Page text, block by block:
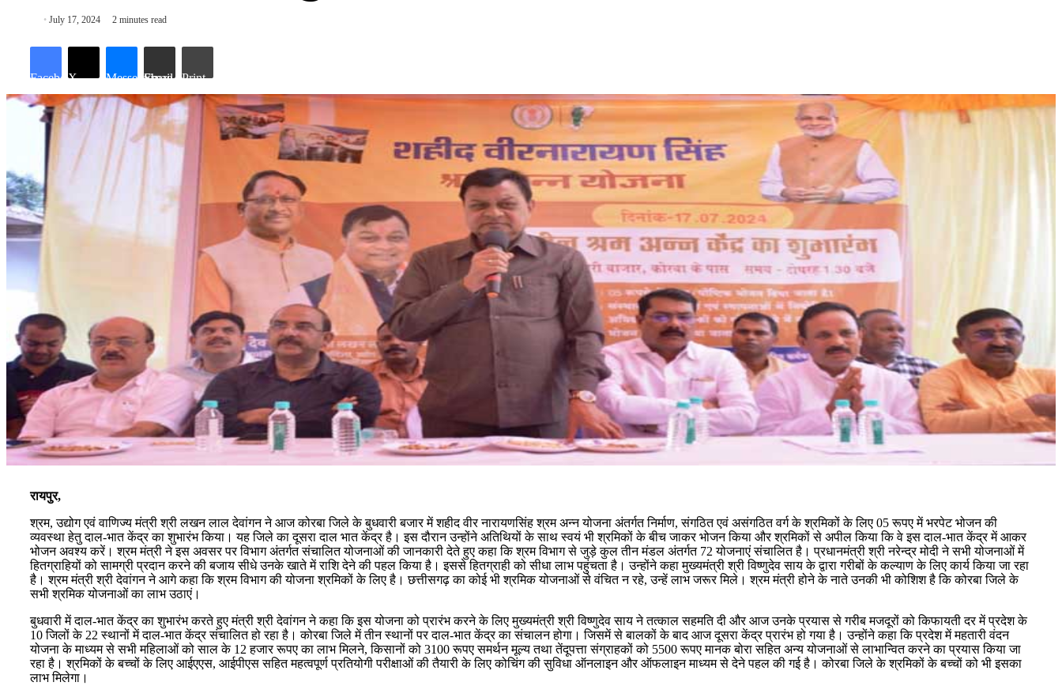
July 17, 2024 2 minutes read
Facebook
X MessengerShare via Email Print
रायपुर,
श्रम, उद्योग एवं वाणिज्य मंत्री श्री लखन लाल देवांगन ने आज कोरबा जिले के बुधवारी बजार में शहीद वीर नारायणसिंह श्रम अन्न योजना अंतर्गत निर्माण, संगठित एवं असंगठित वर्ग के श्रमिकों के लिए 05 रूपए में भरपेट भोजन की
व्यवस्था हेतु दाल-भात केंद्र का शुभारंभ किया। यह जिले का दूसरा दाल भात केंद्र है। इस दौरान उन्होंने अतिथियों के साथ स्वयं भी श्रमिकों के बीच जाकर भोजन किया और श्रमिकों से अपील किया कि वे इस दाल-भात केंद्र में आकर
भोजन अवश्य करें। श्रम मंत्री ने इस अवसर पर विभाग अंतर्गत संचालित योजनाओं की जानकारी देते हुए कहा कि श्रम विभाग से जुड़े कुल तीन मंडल अंतर्गत 72 योजनाएं संचालित है। प्रधानमंत्री श्री नरेन्द्र मोदी ने सभी योजनाओं में
हितग्राहियों को सामग्री प्रदान करने की बजाय सीधे उनके खाते में राशि देने की पहल किया है। इससे हितग्राही को सीधा लाभ पहुंचता है। उन्होंने कहा मुख्यमंत्री श्री विष्णुदेव साय के द्वारा गरीबों के कल्याण के लिए कार्य किया जा रहा
है। श्रम मंत्री श्री देवांगन ने आगे कहा कि श्रम विभाग की योजना श्रमिकों के लिए है। छत्तीसगढ़ का कोई भी श्रमिक योजनाओं से वंचित न रहे, उन्हें लाभ जरूर मिले। श्रम मंत्री होने के नाते उनकी भी कोशिश है कि कोरबा जिले के
सभी श्रमिक योजनाओं का लाभ उठाएं।
बुधवारी में दाल-भात केंद्र का शुभारंभ करते हुए मंत्री श्री देवांगन ने कहा कि इस योजना को प्रारंभ करने के लिए मुख्यमंत्री श्री विष्णुदेव साय ने तत्काल सहमति दी और आज उनके प्रयास से गरीब मजदूरों को किफायती दर में प्रदेश के
10 जिलों के 22 स्थानों में दाल-भात केंद्र संचालित हो रहा है। कोरबा जिले में तीन स्थानों पर दाल-भात केंद्र का संचालन होगा। जिसमें से बालकों के बाद आज दूसरा केंद्र प्रारंभ हो गया है। उन्होंने कहा कि प्रदेश में महतारी वंदन
योजना के माध्यम से सभी महिलाओं को साल के 12 हजार रूपए का लाभ मिलने, किसानों को 3100 रूपए समर्थन मूल्य तथा तेंदूपत्ता संग्राहकों को 5500 रूपए मानक बोरा सहित अन्य योजनाओं से लाभान्वित करने का प्रयास किया जा
रहा है। श्रमिकों के बच्चों के लिए आईएएस, आईपीएस सहित महत्वपूर्ण प्रतियोगी परीक्षाओं की तैयारी के लिए कोचिंग की सुविधा ऑनलाइन और ऑफलाइन माध्यम से देने पहल की गई है। कोरबा जिले के श्रमिकों के बच्चों को भी इसका
लाभ मिलेगा।